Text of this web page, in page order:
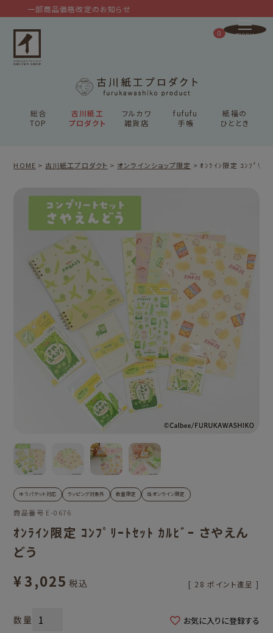
一部商品価格改定のお知らせ
総合
TOP
古川紙工
プロダクト
フルカワ
雑貨店
fufufu
手帳
紙福の
ひととき
0
HOME 古川紙工プロダクト オンラインショップ限定 ｵﾝﾗｲﾝ限定 ｺﾝﾌﾟﾘｰﾄ
ゆうパケット対応 ラッピング対象外 数量限定 当オンライン限定
商品番号 E-0676
ｵﾝﾗｲﾝ限定 ｺﾝﾌﾟﾘｰﾄｾｯﾄ ｶﾙﾋﾞｰ さやえん
どう
¥3,025 税込 [ 28 ポイント進呈 ]
お気に入りに登録する